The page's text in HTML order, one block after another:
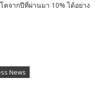
จากปีที่ผ่านมา 10% ได้อย่าง
News